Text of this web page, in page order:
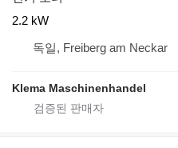
2.2 kW
독일, Freiberg am Neckar
Klema Maschinenhandel